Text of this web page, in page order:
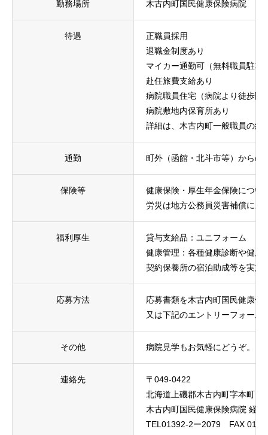
勤務場所 木古内町国民健康保険病院
待遇
正職員採用
退職金制度あり
マイカー通勤可（無料職員駐車
赴任旅費支給あり
病院職員住宅（病院より徒歩圏
病院敷地内保育所あり
詳細は、木古内町一般職員の給
通勤 町外（函館・北斗市等）からの
保険等
健康保険・厚生年金保険につい
労災は地方公務員災害補償によ
福利厚生
貸与支給品：ユニフォーム
健康管理：各種健康診断や健康
契約保養所の宿泊助成等を実施
応募方法
応募書類を木古内町国民健康保
又は下記のエントリーフォーム
その他 病院見学もお気軽にどうぞ。※
連絡先
〒049-0422
北海道上磯郡木古内町字本町７
木古内町国民健康保険病院 経
TEL01392-2ー2079 FAX